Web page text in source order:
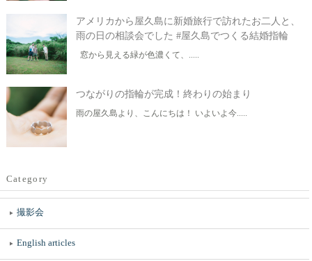
アメリカから屋久島に新婚旅行で訪れたお二人と、
雨の日の相談会でした #屋久島でつくる結婚指輪
窓から見える緑が色濃くて、.....
つながりの指輪が完成！終わりの始まり
雨の屋久島より、こんにちは！ いよいよ今.....
Category
撮影会
English articles